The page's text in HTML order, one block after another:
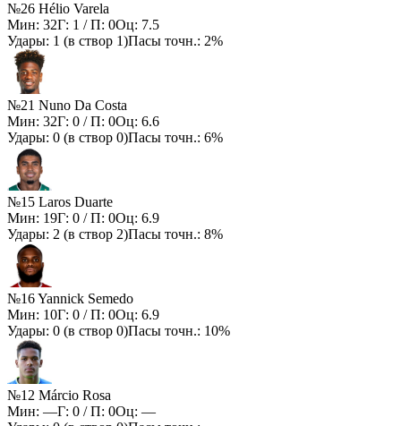
№26 Hélio Varela
Мин: 32Г: 1 / П: 0Оц: 7.5
Удары: 1 (в створ 1)Пасы точн.: 2%
№21 Nuno Da Costa
Мин: 32Г: 0 / П: 0Оц: 6.6
Удары: 0 (в створ 0)Пасы точн.: 6%
№15 Laros Duarte
Мин: 19Г: 0 / П: 0Оц: 6.9
Удары: 2 (в створ 2)Пасы точн.: 8%
№16 Yannick Semedo
Мин: 10Г: 0 / П: 0Оц: 6.9
Удары: 0 (в створ 0)Пасы точн.: 10%
№12 Márcio Rosa
Мин: —Г: 0 / П: 0Оц: —